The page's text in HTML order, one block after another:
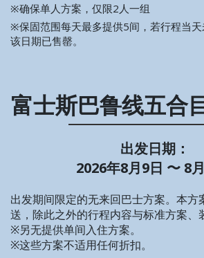
※确保单人方案，仅限2人一组
※保固范围每天最多提供5间，若行程当
该日期已售罄。
富士斯巴鲁线五合
出发日期：
2026年8月9日 〜 8
出发期间限定的无来回巴士方案。本方
送，除此之外的行程内容与标准方案、
※另无提供单间入住方案。
※这些方案不适用任何折扣。